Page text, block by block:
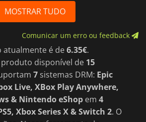
MOSTRAR TUDO
Comunicar um erro ou feedback
atualmente é de6.35€.
disponível de 15
7 sistemas DRM: Epic
Live, XBox Play Anywhere,
& Nintendo eShop em 4
Xbox Series X & Switch 2. O